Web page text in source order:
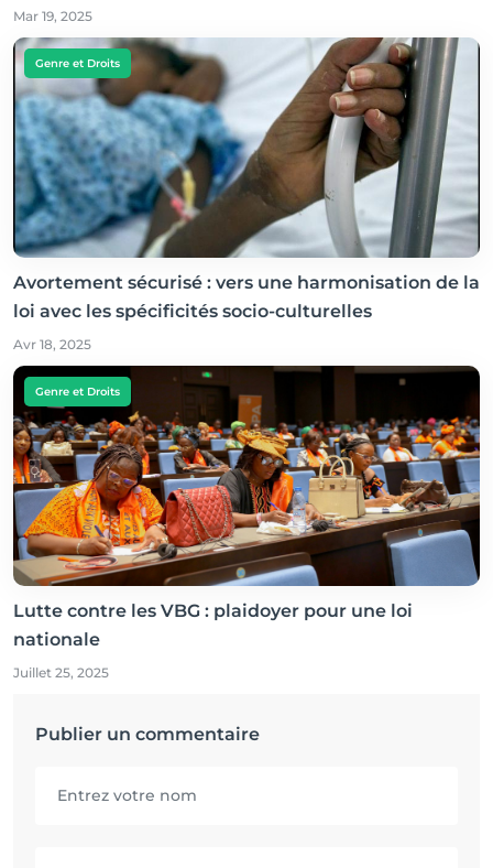
Mar 19, 2025
Genre et Droits
Avortement sécurisé : vers une harmonisation de la
loi avec les spécificités socio-culturelles
Avr 18, 2025
Genre et Droits
Lutte contre les VBG : plaidoyer pour une loi
nationale
Juillet 25, 2025
Publier un commentaire